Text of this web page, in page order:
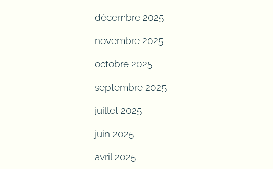
décembre 2025
novembre 2025
octobre 2025
septembre 2025
juillet 2025
juin 2025
avril 2025